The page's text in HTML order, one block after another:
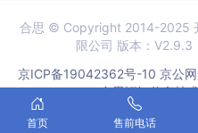
合思 © Copyright 2014-2025
限公司 版本：V2.9.3
京ICP备19042362号-10 京公
合思汇智信息技
首页 售前电话